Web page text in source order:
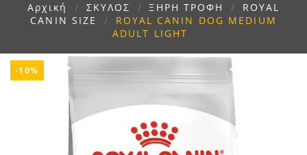
Αρχική ΣΚΥΛΟΣ ΞΗΡΗ ΤΡΟΦΗ
ROYAL
CANIN SIZE
ROYAL CANIN DOG MEDIUM
ADULT LIGHT
-10%